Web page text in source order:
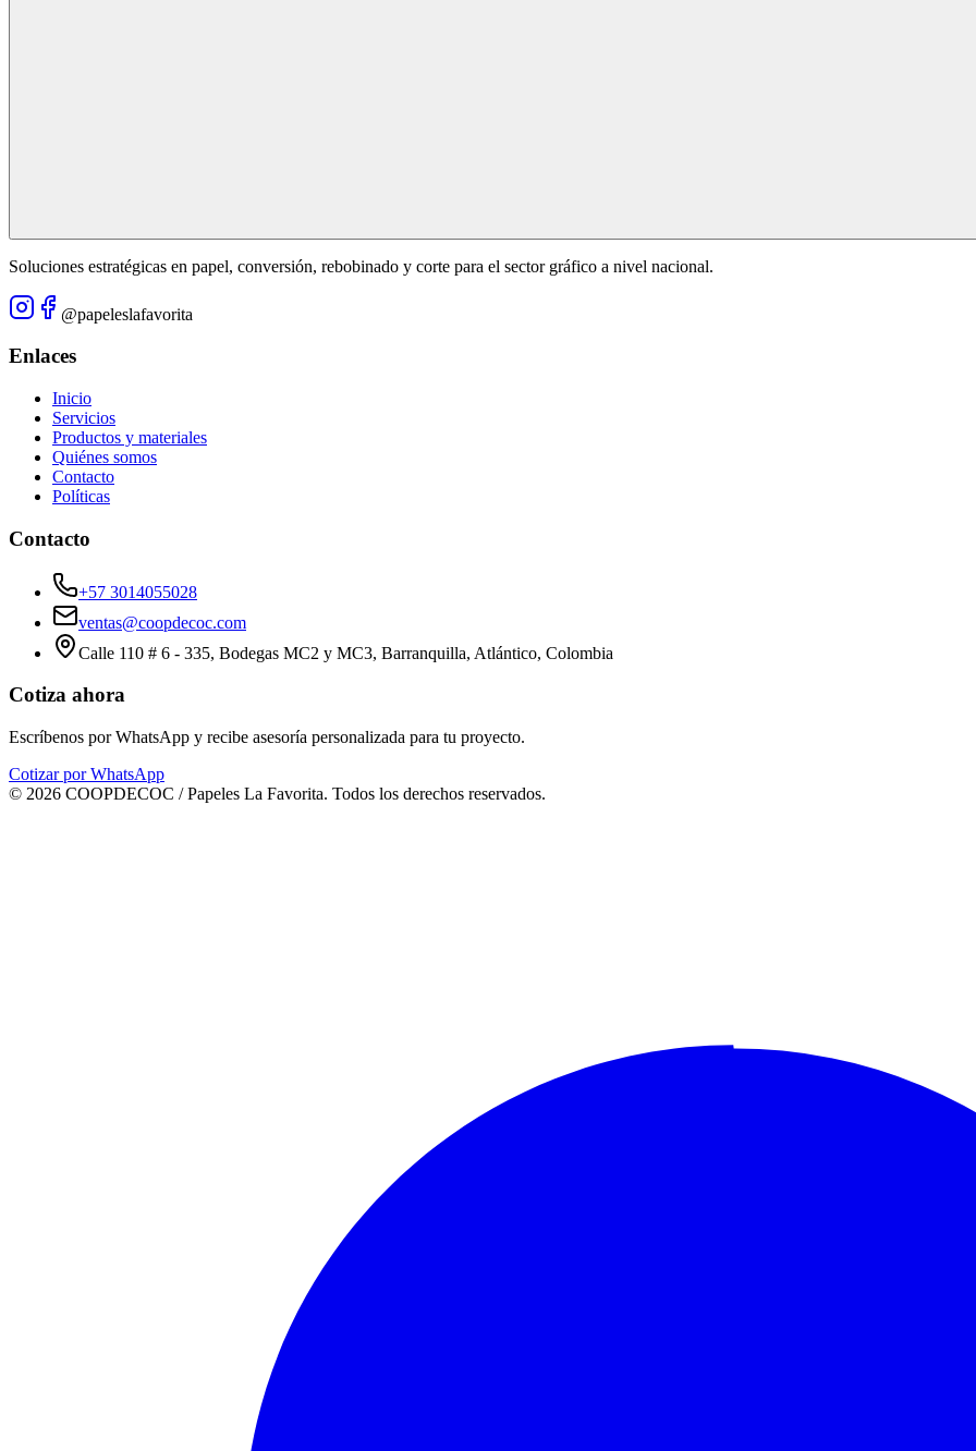
Soluciones estratégicas en papel, conversión, rebobinado y corte para el sector gráfico a nivel nacional.
@papeleslafavorita
Enlaces
Inicio
Servicios
Productos y materiales
Quiénes somos
Contacto
Políticas
Contacto
+57 3014055028
ventas@coopdecoc.com
Calle 110 # 6 - 335, Bodegas MC2 y MC3, Barranquilla, Atlántico, Colombia
Cotiza ahora
Escríbenos por WhatsApp y recibe asesoría personalizada para tu proyecto.
Cotizar por WhatsApp
© 2026 COOPDECOC / Papeles La Favorita. Todos los derechos reservados.